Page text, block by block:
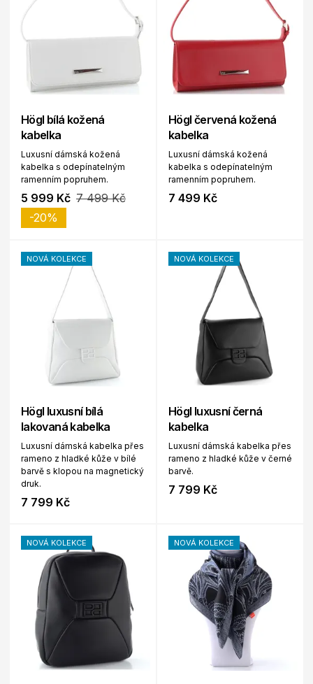
Högl bílá kožená
kabelka
Luxusní dámská kožená
kabelka s odepínatelným
ramenním popruhem.
5 999 Kč 7 499 Kč
-20%
Högl červená kožená
kabelka
Luxusní dámská kožená
kabelka s odepínatelným
ramenním popruhem.
7 499 Kč
NOVÁ KOLEKCE
Högl luxusní bílá
lakovaná kabelka
Luxusní dámská kabelka přes
rameno z hladké kůže v bílé
barvě s klopou na magnetický
druk.
7 799 Kč
NOVÁ KOLEKCE
Högl luxusní černá
kabelka
Luxusní dámská kabelka přes
rameno z hladké kůže v černé
barvě.
7 799 Kč
NOVÁ KOLEKCE NOVÁ KOLEKCE